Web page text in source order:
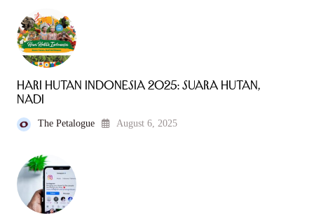
Hari Hutan Indonesia 2025: Suara Hutan,
Nadi
The Petalogue August 6, 2025